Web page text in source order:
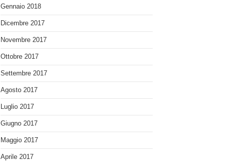
Gennaio 2018
Dicembre 2017
Novembre 2017
Ottobre 2017
Settembre 2017
Agosto 2017
Luglio 2017
Giugno 2017
Maggio 2017
Aprile 2017